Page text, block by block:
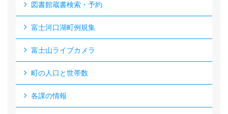
図書館蔵書検索・予約
富士河口湖町例規集
富士山ライブカメラ
町の人口と世帯数
各課の情報